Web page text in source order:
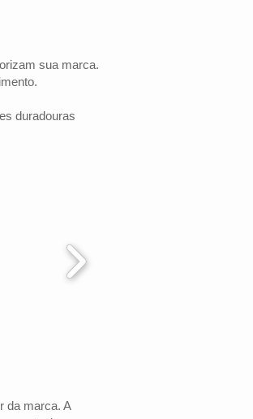
sua marca.
duradouras
da marca. A